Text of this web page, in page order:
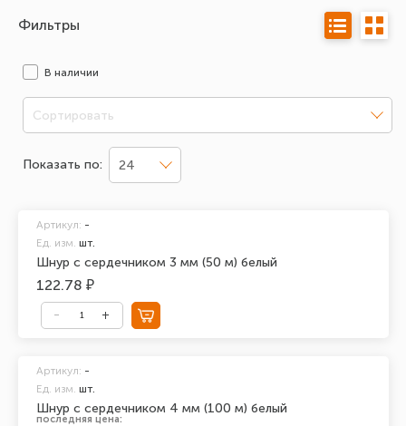
Фильтры
В наличии
Сортировать
Показать по: 24
Шнур с сердечником 3 мм (50 м) белый
Артикул: -
Ед. изм. шт.
122.78 ₽
Шнур с сердечником 4 мм (100 м) белый
Артикул: -
Ед. изм. шт.
последняя цена: